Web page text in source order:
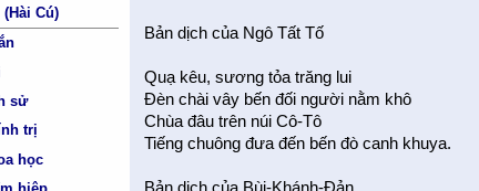
Cú)
sử
trị
học
Bản dịch của Ngô Tất Tố
Quạ kêu, sương tỏa trăng lui
Đèn chài vây bến đối người nằm khô
Chùa đâu trên núi Cô-Tô
Tiếng chuông đưa đến bến đò canh khuya.